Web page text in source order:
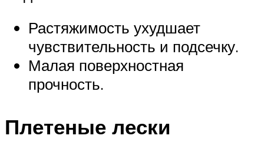
Растяжимость ухудшает
чувствительность и подсечку.
Малая поверхностная
прочность.
Плетеные лески